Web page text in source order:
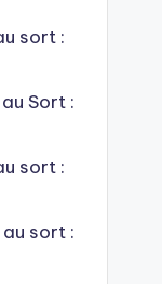
sort :
Sort :
sort :
sort :